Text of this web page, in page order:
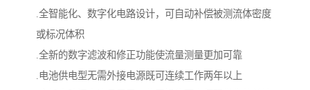
.全智能化、数字化电路设计，可自动补偿被测流体密度
或标况体积
.全新的数字滤波和修正功能使流量测量更加可靠
.电池供电型无需外接电源既可连续工作两年以上